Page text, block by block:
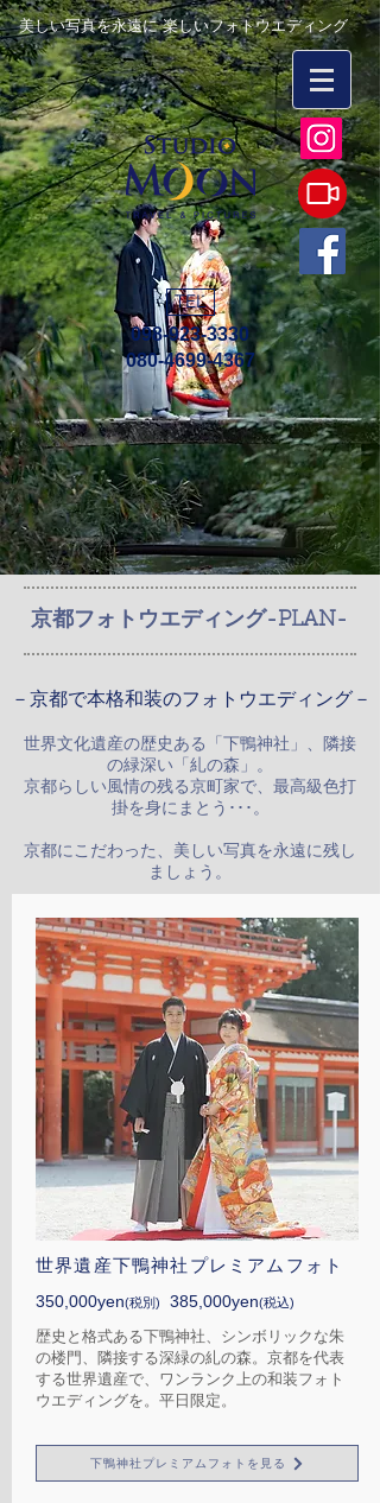
美しい写真を永遠に 楽しいフォトウエディング
TEL
098-923-3330
080-4699-4367
京都フォトウエディング-PLAN-
－ 京都​で本格和装のフォトウエディング－
世界文化遺産の歴史ある「下鴨神社」、隣接
の緑深い「糺の森」。
京都らしい風情の残る京町家で、最高級色打
掛を身にまとう･･･。
京都にこだわった、美しい写真を永遠に残し
ましょう。
​世界遺産下鴨神社プレミアムフォト
​350,000yen(税別) 385,000yen(税込)
歴史と格式ある下鴨神社、 シンボリックな朱
の楼門、隣接する深緑の糺の森。 京都を代表
する世界遺産で、ワンランク上の和装フォト
ウエディングを。平日限定。
下鴨神社プレミアムフォトを見る